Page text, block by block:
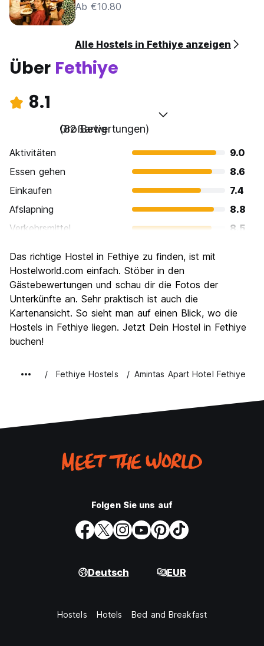
Ab €10.80
Alle Hostels in Fethiye anzeigen
Über Fethiye
8.1
Großartig
(82 Bewertungen)
Aktivitäten
9.0
Essen gehen
8.6
Einkaufen
7.4
Afslapning
8.8
Verkehrsmittel
8.5
Kultur
Nachtleben / Party
Preis-Leistungsverhältnis
Das richtige Hostel in Fethiye zu finden, ist mit
Hostelworld.com einfach. Stöber in den
Gästebewertungen und schau dir die Fotos der
Unterkünfte an. Sehr praktisch ist auch die
Kartenansicht. So sieht man auf einen Blick, wo die
Hostels in Fethiye liegen. Jetzt Dein Hostel in Fethiye
buchen!
Fethiye Hostels Amintas Apart Hotel Fethiye
Folgen Sie uns auf
Deutsch EUR
Hostels Hotels Bed and Breakfast